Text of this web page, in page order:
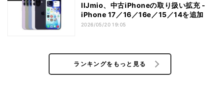
IIJmio、中古iPhoneの取り扱い拡充 -
iPhone 17／16／16e／15／14を追加
2026/05/20 19:05
ランキングをもっと見る